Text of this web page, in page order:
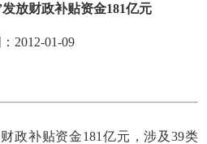
放财政补贴资金181亿元
2012-01-09
政补贴资金181亿元，涉及39类